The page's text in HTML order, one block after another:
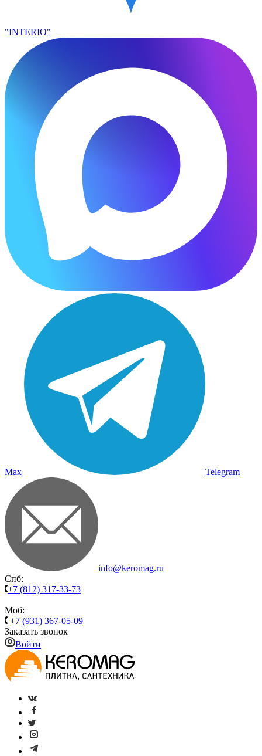
"INTERIO"
Max Telegram
info@keromag.ru
Спб:
+7 (812) 317-33-73
Моб:
+7 (931) 367-05-09
Заказать звонок
Войти